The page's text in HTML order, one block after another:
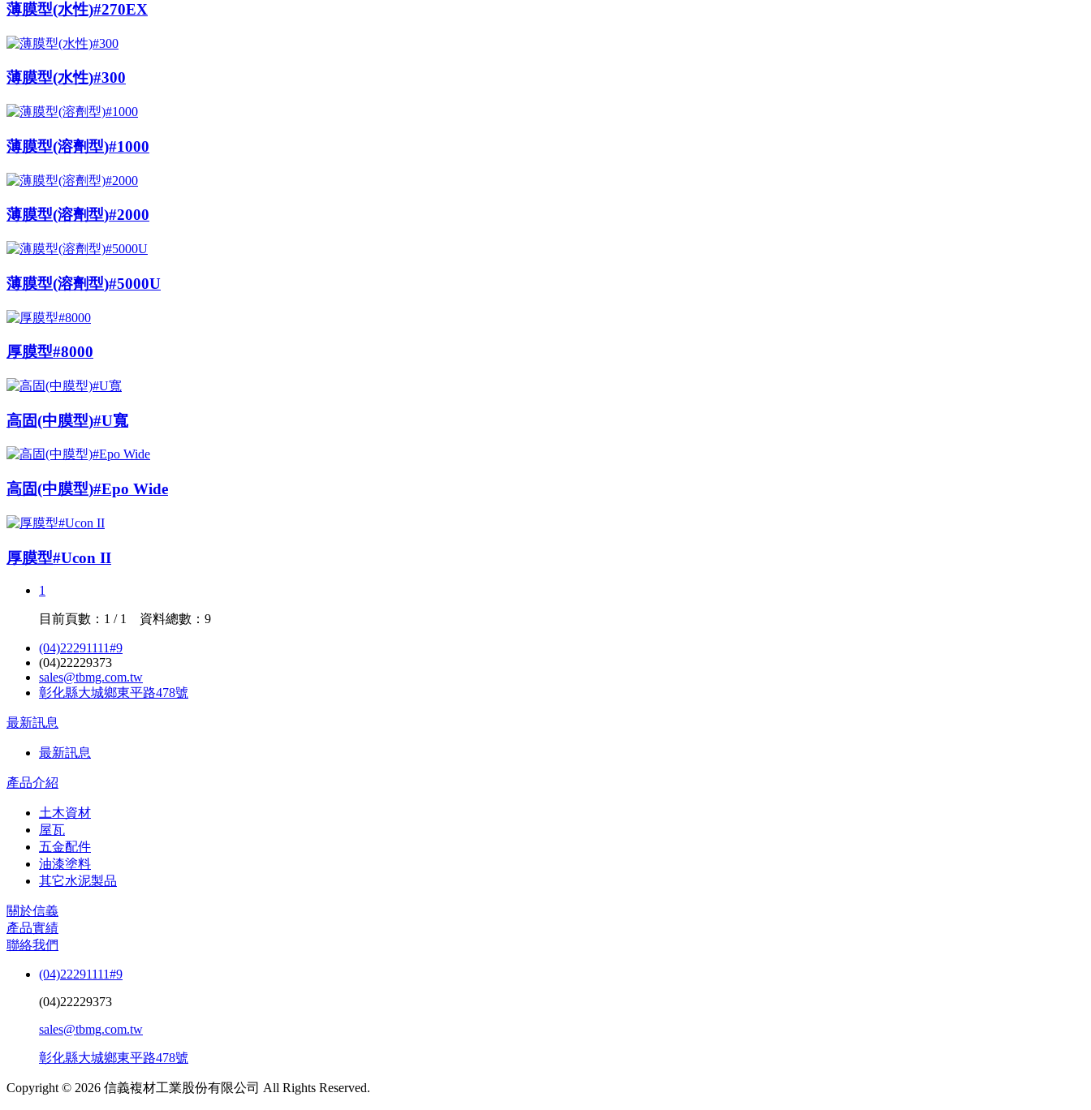
薄膜型(水性)#270EX
薄膜型(水性)#300
薄膜型(溶劑型)#1000
薄膜型(溶劑型)#2000
薄膜型(溶劑型)#5000U
厚膜型#8000
高固(中膜型)#U寬
高固(中膜型)#Epo Wide
厚膜型#Ucon II
1
目前頁數：1 / 1 資料總數：9
(04)22291111#9
(04)22229373
sales@tbmg.com.tw
彰化縣大城鄉東平路478號
最新訊息
最新訊息
產品介紹
土木資材
屋瓦
五金配件
油漆塗料
其它水泥製品
關於信義
產品實績
聯絡我們
(04)22291111#9
(04)22229373
sales@tbmg.com.tw
彰化縣大城鄉東平路478號
Copyright © 2026 信義複材工業股份有限公司 All Rights Reserved.